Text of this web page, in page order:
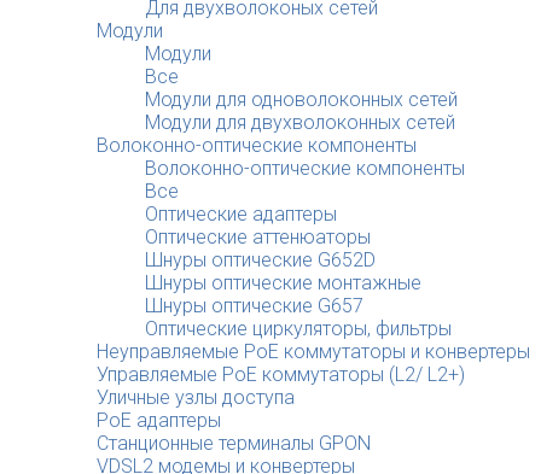
Для двухволоконых сетей
Модули
Модули
Все
Модули для одноволоконных сетей
Модули для двухволоконных сетей
Волоконно-оптические компоненты
Волоконно-оптические компоненты
Все
Оптические адаптеры
Оптические аттенюаторы
Шнуры оптические G652D
Шнуры оптические монтажные
Шнуры оптические G657
Оптические циркуляторы, фильтры
Неуправляемые PoE коммутаторы и конвертеры
Управляемые PoE коммутаторы (L2/ L2+)
Уличные узлы доступа
PoE адаптеры
Станционные терминалы GPON
VDSL2 модемы и конвертеры